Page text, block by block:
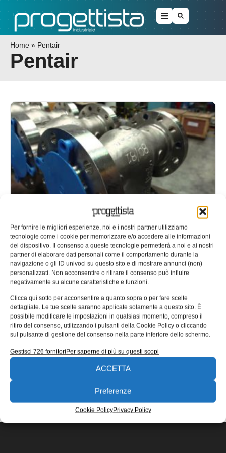
Per fornire le migliori esperienze, noi e i nostri partner utilizziamo
tecnologie come i cookie per memorizzare e/o accedere alle informazioni
del dispositivo. Il consenso a queste tecnologie permetterà a noi e ai nostri
partner di elaborare dati personali come il comportamento durante la
navigazione o gli ID univoci su questo sito e di mostrare annunci (non)
personalizzati. Non acconsentire o ritirare il consenso può influire
negativamente su alcune caratteristiche e funzioni.
Clicca qui sotto per acconsentire a quanto sopra o per fare scelte
dettagliate. Le tue scelte saranno applicate solamente a questo sito. È
possibile modificare le impostazioni in qualsiasi momento, compreso il
ritiro del consenso, utilizzando i pulsanti della Cookie Policy o cliccando
sul pulsante di gestione del consenso nella parte inferiore dello schermo.
Gestisci 726 fornitoriPer saperne di più su questi scopi
ACCETTA
Preferenze
Cookie PolicyPrivacy Policy
Home » Pentair
Pentair
Emerson acquisisce Pentair Valves
& Controls per 3.5 mld di dollari
Emerson ha annunciato di aver siglato un accordo da
3.15 miliardi di dollari per l’acquisto di Pentair Valves &
Controls. Si
30/01/2016
EDICOLA WEB